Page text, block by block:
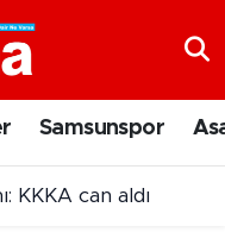
Samsunspor
KKKA can aldı